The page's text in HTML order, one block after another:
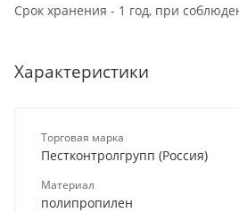
Срок хранения - 1 год, при
Характеристики
Торговая марка
Пестконтролгрупп (Россия)
Материал
полипропилен